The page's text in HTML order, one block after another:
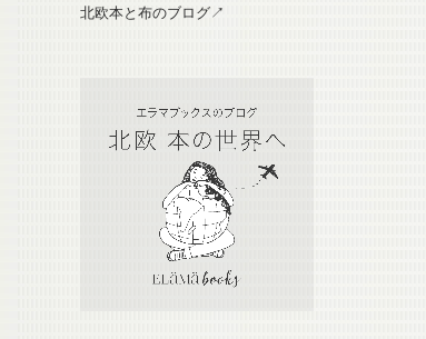
北欧本と布のブログ↗